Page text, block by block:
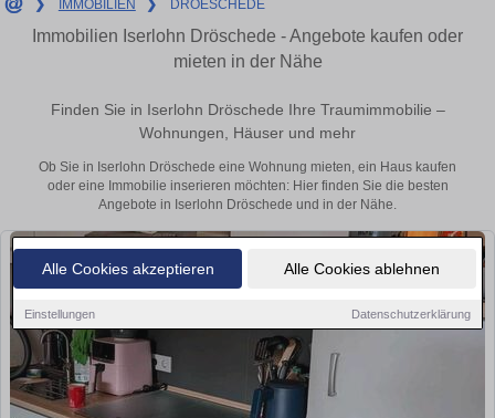
Alle Cookies akzeptieren Alle Cookies ablehnen
Einstellungen Datenschutzerklärung
❯ IMMOBILIEN ❯ DROESCHEDE
Immobilien Iserlohn Dröschede - Angebote kaufen oder
mieten in der Nähe
Finden Sie in Iserlohn Dröschede Ihre Traumimmobilie –
Wohnungen, Häuser und mehr
Ob Sie in Iserlohn Dröschede eine Wohnung mieten, ein Haus kaufen
oder eine Immobilie inserieren möchten: Hier finden Sie die besten
Angebote in Iserlohn Dröschede und in der Nähe.